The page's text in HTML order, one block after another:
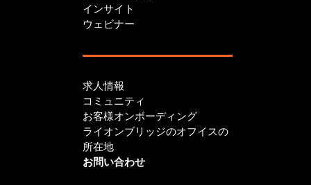
インサイト
ウェビナー
求人情報
コミュニティ
お客様オンボーディング
ライオンブリッジのオフイスの
所在地
お問い合わせ